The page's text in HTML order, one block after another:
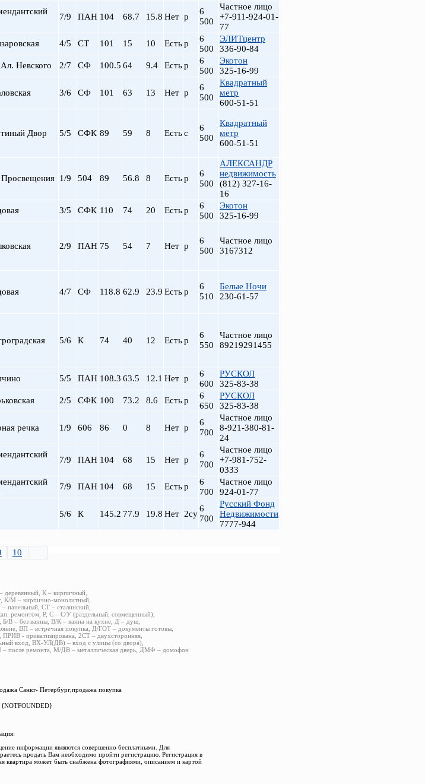
7/9 ПАН 104 68.7 15.8 Нет р
6
500
Частное лицо
+7-911-924-01-
77
4/5 СТ 101 15 10 Естьр
6
500
ЭЛИТцентр
336-90-84
Невского 2/7 СФ 100.5 64 9.4 Естьр
6
500
Экотон
325-16-99
3/6 СФ 101 63 13 Нет р
6
500
Квадратный
метр
600-51-51
Двор 5/5 СФК 89 59 8 Естьс
6
500
Квадратный
метр
600-51-51
1/9 504 89 56.8 8 Естьр
6
500
АЛЕКСАНДР
недвижимость
(812) 327-16-
16
3/5 СФК 110 74 20 Естьр
6
500
Экотон
325-16-99
2/9 ПАН 75 54 7 Нет р
6
500
Частное лицо
3167312
4/7 СФ 118.8 62.9 23.9 Естьр
6
510
Белые Ночи
230-61-57
5/6 К 74 40 12 Естьр
6
550
Частное лицо
89219291455
5/5 ПАН 108.3 63.5 12.1 Нет р
6
600
РУСКОЛ
325-83-38
2/5 СФК 100 73.2 8.6 Естьр
6
650
РУСКОЛ
325-83-38
речка 1/9 606 86 0 8 Нет р
6
700
Частное лицо
8-921-380-81-
24
7/9 ПАН 104 68 15 Нет р
6
700
Частное лицо
+7-981-752-
0333
7/9 ПАН 104 68 15 Естьр
6
700
Частное лицо
924-01-77
5/6 К 145.2 77.9 19.8 Нет 2су
6
700
Русский Фонд
Недвижимости
7777-944
10
деревянный, К – кирпичный,
К/М – кирпично-монолитный,
панельный, СТ – сталинский,
ремонтом, Р, С – С/У (раздельный, совмещенный),
Б/В – без ванны, В/К – ванна на кухне, Д – душ,
ВП – встречная покупка, Д/ГОТ – документы готовы,
- приватизирована, 2СТ – двухсторонняя,
вход, ВХ-УЛ(ДВ) – вход с улицы (со двора),
после ремонта, М/ДВ – металлическая дверь, ДМФ – домофон
Санкт- Петербург,продажа покупка
{NOTFOUNDED}
информации являются совершенно бесплатными. Для
продать Вам необходимо пройти регистрацию. Регистрация в
квартира может быть снабжена фотографиями, описанием и картой